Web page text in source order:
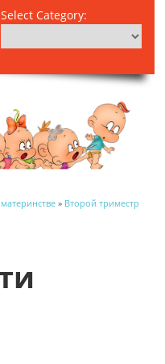
Select Category:
» Второй триместр